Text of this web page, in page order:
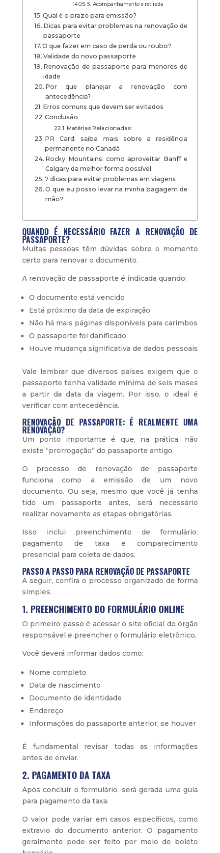
5. Acompanhamento e retirada
Qual é o prazo para emissão?
Dicas para evitar problemas na renovação de
passaporte
O que fazer em caso de perda ou roubo?
Validade do novo passaporte
Renovação de passaporte para menores de
idade
Por que planejar a renovação com
antecedência?
Erros comuns que devem ser evitados
Conclusão
Matérias Relacionadas:
PR Card: saiba mais sobre a residência
permanente no Canadá
Rocky Mountains: como aproveitar Banff e
Calgary da melhor forma possível
7 dicas para evitar problemas em viagens
O que eu posso levar na minha bagagem de
mão?
QUANDO É NECESSÁRIO FAZER A RENOVAÇÃO DE
PASSAPORTE?
Muitas pessoas têm dúvidas sobre o momento
certo para renovar o documento.
A renovação de passaporte é indicada quando:
O documento está vencido
Está próximo da data de expiração
Não há mais páginas disponíveis para carimbos
O passaporte foi danificado
Houve mudança significativa de dados pessoais
Vale lembrar que diversos países exigem que o
passaporte tenha validade mínima de seis meses
a partir da data da viagem. Por isso, o ideal é
verificar com antecedência.
RENOVAÇÃO DE PASSAPORTE: É REALMENTE UMA
RENOVAÇÃO?
Um ponto importante é que, na prática, não
existe “prorrogação” do passaporte antigo.
O processo de renovação de passaporte
funciona como a emissão de um novo
documento. Ou seja, mesmo que você já tenha
tido um passaporte antes, será necessário
realizar novamente as etapas obrigatórias.
Isso inclui preenchimento de formulário,
pagamento de taxa e comparecimento
presencial para coleta de dados.
PASSO A PASSO PARA RENOVAÇÃO DE PASSAPORTE
A seguir, confira o processo organizado de forma
simples.
1. PREENCHIMENTO DO FORMULÁRIO ONLINE
O primeiro passo é acessar o site oficial do órgão
responsável e preencher o formulário eletrônico.
Você deverá informar dados como:
Nome completo
Data de nascimento
Documento de identidade
Endereço
Informações do passaporte anterior, se houver
É fundamental revisar todas as informações
antes de enviar.
2. PAGAMENTO DA TAXA
Após concluir o formulário, será gerada uma guia
para pagamento da taxa.
O valor pode variar em casos específicos, como
extravio do documento anterior. O pagamento
geralmente pode ser feito por meio de boleto